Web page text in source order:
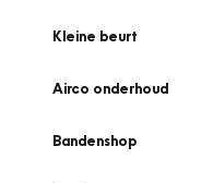
Kleine beurt
Airco onderhoud
Bandenshop